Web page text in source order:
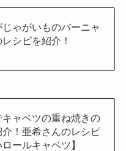
ゃがいものバーニャ
シピを紹介！
キャベツの重ね焼きの
！亜希さんのレシピ
ロールキャベツ】